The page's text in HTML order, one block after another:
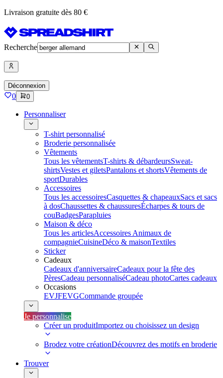
Livraison gratuite dès 80 €
Recherche
Déconnexion
0 0
Personnaliser
T-shirt personnalisé
Broderie personnalisée
Vêtements
Tous les vêtementsT-shirts & débardeursSweat-
shirtsVestes et giletsPantalons et shortsVêtements de
sportDurables
Accessoires
Tous les accessoiresCasquettes & chapeauxSacs et sacs
à dosChaussettes & chaussuresÉcharpes & tours de
couBadgesParapluies
Maison & déco
Tous les articlesAccessoires Animaux de
compagnieCuisineDéco & maisonTextiles
Sticker
Cadeaux
Cadeaux d'anniversaireCadeaux pour la fête des
PèresCadeau personnaliséCadeau photoCartes cadeaux
Occasions
EVJFEVGCommande groupée
Je personnalise
Créer un produitImportez ou choisissez un design
Brodez votre créationDécouvrez des motifs en broderie
Trouver